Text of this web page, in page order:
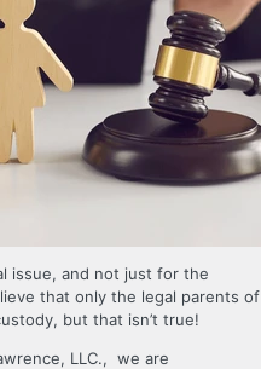
issue, and not just for the
that only the legal parents of
but that isn’t true!
LLC., we are